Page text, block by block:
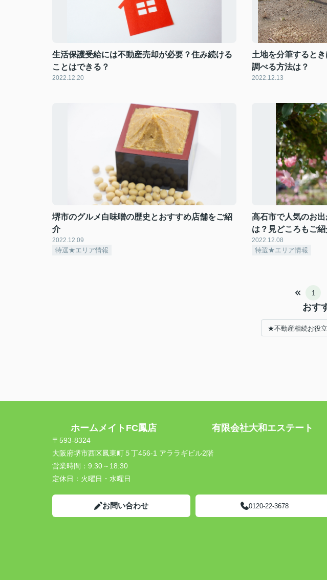
生活保護受給には不動産売却が必要？住み続ける
ことはできる？
2022.12.20
土地を分筆すると
調べる方法は？
2022.12.13
堺市のグルメ白味噌の歴史とおすすめ店舗をご紹
介
2022.12.09
特選★エリア情報
高石市で人気のお
は？見どころもご紹
2022.12.08
特選★エリア情報
1
おす
★不動産相続お役
ホームメイトFC鳳店 有限会社大和エステート
〒593-8324
大阪府堺市西区鳳東町５丁456-1 アララギビル2階
営業時間： 9:30～18:30
定休日： 火曜日・水曜日
お問い合わせ 0120-22-3678